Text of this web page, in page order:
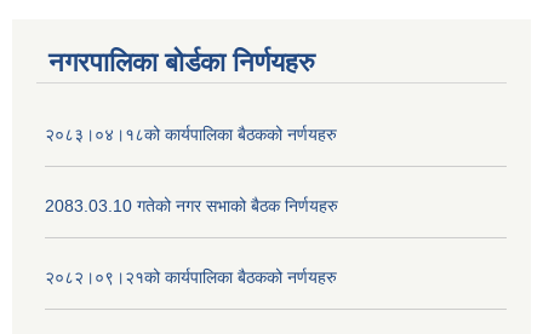
नगरपालिका बोर्डका निर्णयहरु
२०८३।०४।१८को कार्यपालिका बैठकको नर्णयहरु
2083.03.10 गतेको नगर सभाको बैठक निर्णयहरु
२०८२।०९।२१को कार्यपालिका बैठकको नर्णयहरु